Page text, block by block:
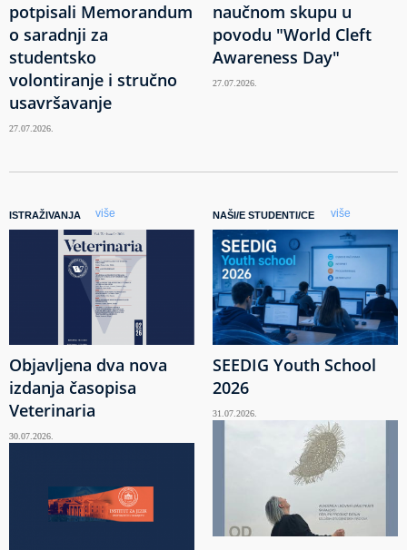
potpisali Memorandum
o saradnji za
studentsko
volontiranje i stručno
usavršavanje
27.07.2026.
naučnom skupu u
povodu "World Cleft
Awareness Day"
27.07.2026.
ISTRAŽIVANJA više
Objavljena dva nova
izdanja časopisa
Veterinaria
30.07.2026.
NAŠI/E STUDENTI/CE više
SEEDIG Youth School
2026
31.07.2026.